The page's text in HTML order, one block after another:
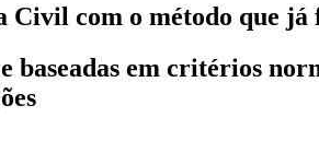
com o método que já
baseadas em critérios